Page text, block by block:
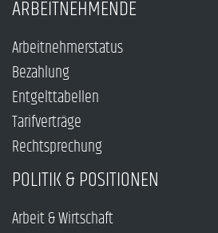
ARBEITNEHMENDE
Arbeitnehmerstatus
Bezahlung
Entgelttabellen
Tarifverträge
Rechtsprechung
POLITIK & POSITIONEN
Arbeit & Wirtschaft